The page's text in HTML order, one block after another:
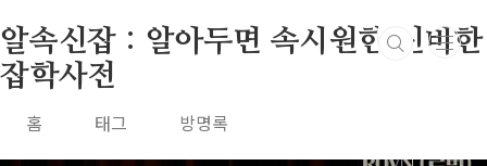
알속신잡 : 알아두면 속시원한 신비한
잡학사전
홈 태그 방명록